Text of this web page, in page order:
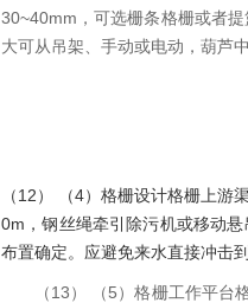
30~40mm，可选栅条格栅或者
大可从吊架、手动或电动，葫芦
（12） （4）格栅设计格栅上
0m，钢丝绳牵引除污机或移动
布置确定。应避免来水直接冲击
（13） （5）格栅工作平